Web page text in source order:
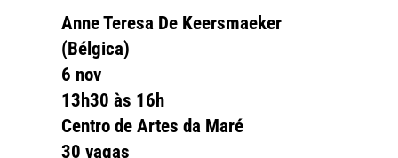
Anne Teresa De Keersmaeker
(Bélgica)
6 nov
13h30 às 16h
Centro de Artes da Maré
30 vagas